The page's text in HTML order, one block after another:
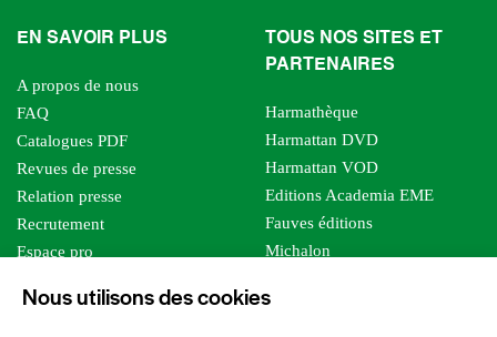
Nous utilisons des cookies
EN SAVOIR PLUS
A propos de nous
FAQ
Catalogues PDF
Revues de presse
Relation presse
Recrutement
Espace pro
Foreign rights
TOUS NOS SITES ET
PARTENAIRES
Harmathèque
Harmattan DVD
Harmattan VOD
Editions Academia EME
Fauves éditions
Michalon
Editions Sutton